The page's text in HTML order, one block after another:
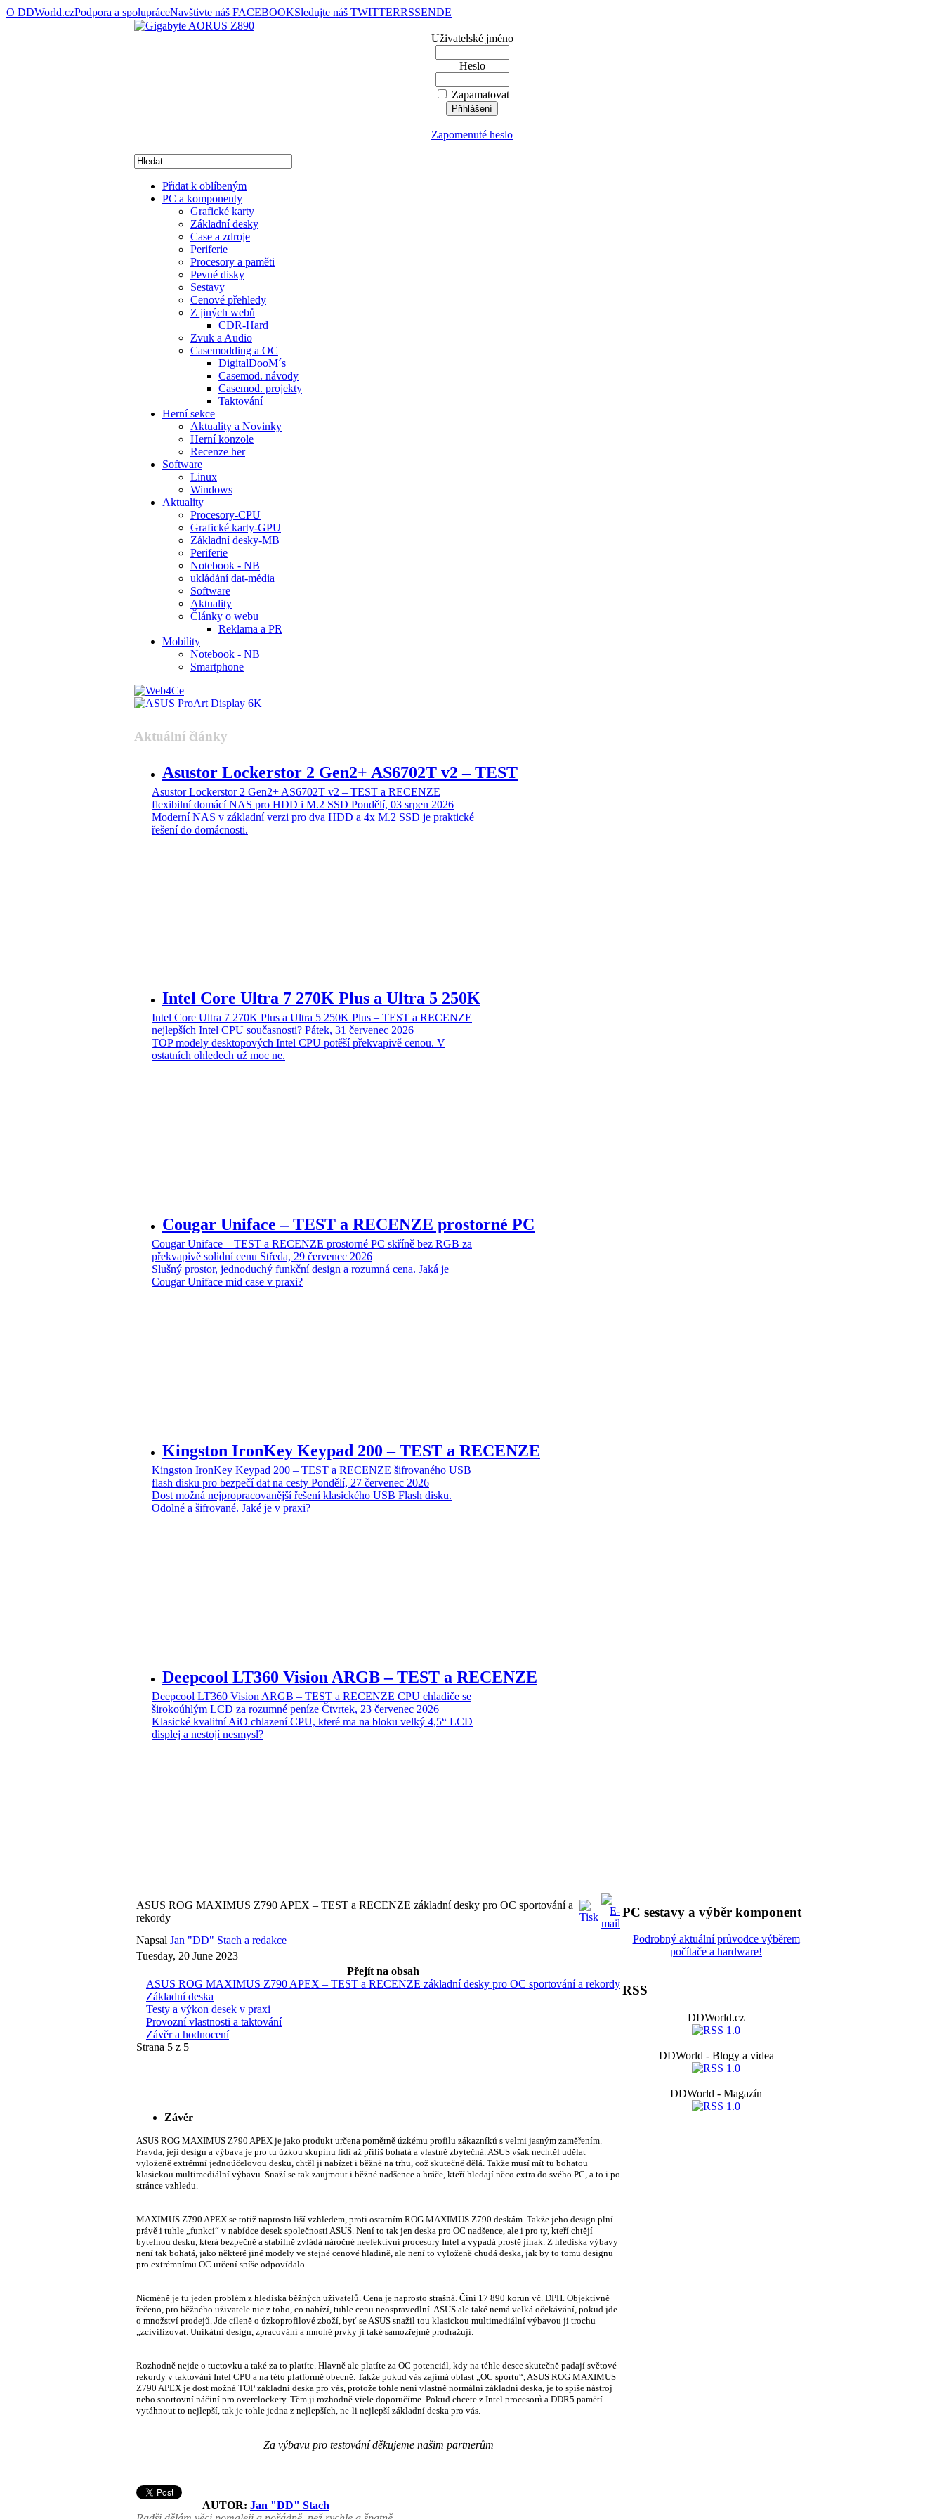
O DDWorld.czPodpora a spolupráceNavštivte náš FACEBOOKSledujte náš TWITTERRSSENDE
Uživatelské jméno
Heslo
Zapamatovat
Zapomenuté heslo
Přidat k oblíbeným
PC a komponenty
Grafické karty
Základní desky
Case a zdroje
Periferie
Procesory a paměti
Pevné disky
Sestavy
Cenové přehledy
Z jiných webů
CDR-Hard
Zvuk a Audio
Casemodding a OC
DigitalDooM´s
Casemod. návody
Casemod. projekty
Taktování
Herní sekce
Aktuality a Novinky
Herní konzole
Recenze her
Software
Linux
Windows
Aktuality
Procesory-CPU
Grafické karty-GPU
Základní desky-MB
Periferie
Notebook - NB
ukládání dat-média
Software
Aktuality
Články o webu
Reklama a PR
Mobility
Notebook - NB
Smartphone
Aktuální články
Asustor Lockerstor 2 Gen2+ AS6702T v2 – TEST
Asustor Lockerstor 2 Gen2+ AS6702T v2 – TEST a RECENZE
flexibilní domácí NAS pro HDD i M.2 SSD Pondělí, 03 srpen 2026
Moderní NAS v základní verzi pro dva HDD a 4x M.2 SSD je praktické
řešení do domácnosti.
Intel Core Ultra 7 270K Plus a Ultra 5 250K
Intel Core Ultra 7 270K Plus a Ultra 5 250K Plus – TEST a RECENZE
nejlepších Intel CPU současnosti? Pátek, 31 červenec 2026
TOP modely desktopových Intel CPU potěší překvapivě cenou. V
ostatních ohledech už moc ne.
Cougar Uniface – TEST a RECENZE prostorné PC
Cougar Uniface – TEST a RECENZE prostorné PC skříně bez RGB za
překvapivě solidní cenu Středa, 29 červenec 2026
Slušný prostor, jednoduchý funkční design a rozumná cena. Jaká je
Cougar Uniface mid case v praxi?
Kingston IronKey Keypad 200 – TEST a RECENZE
Kingston IronKey Keypad 200 – TEST a RECENZE šifrovaného USB
flash disku pro bezpečí dat na cesty Pondělí, 27 červenec 2026
Dost možná nejpropracovanější řešení klasického USB Flash disku.
Odolné a šifrované. Jaké je v praxi?
Deepcool LT360 Vision ARGB – TEST a RECENZE
Deepcool LT360 Vision ARGB – TEST a RECENZE CPU chladiče se
širokoúhlým LCD za rozumné peníze Čtvrtek, 23 červenec 2026
Klasické kvalitní AiO chlazení CPU, které ma na bloku velký 4,5“ LCD
displej a nestojí nesmysl?
ASUS ROG MAXIMUS Z790 APEX – TEST a RECENZE základní desky pro OC sportování a
rekordy
Napsal Jan "DD" Stach a redakce
Tuesday, 20 June 2023
Přejít na obsah
ASUS ROG MAXIMUS Z790 APEX – TEST a RECENZE základní desky pro OC sportování a rekordy
Základní deska
Testy a výkon desek v praxi
Provozní vlastnosti a taktování
Závěr a hodnocení
Strana 5 z 5
Závěr
ASUS ROG MAXIMUS Z790 APEX je jako produkt určena poměrně úzkému profilu zákazníků s velmi jasným zaměřením.
Pravda, její design a výbava je pro tu úzkou skupinu lidí až příliš bohatá a vlastně zbytečná. ASUS však nechtěl udělat
vyloženě extrémní jednoúčelovou desku, chtěl ji nabízet i běžně na trhu, což skutečně dělá. Takže musí mít tu bohatou
klasickou multimediální výbavu. Snaží se tak zaujmout i běžné nadšence a hráče, kteří hledají něco extra do svého PC, a to i po
stránce vzhledu.
MAXIMUS Z790 APEX se totiž naprosto liší vzhledem, proti ostatním ROG MAXIMUS Z790 deskám. Takže jeho design plní
právě i tuhle „funkci“ v nabídce desek společnosti ASUS. Není to tak jen deska pro OC nadšence, ale i pro ty, kteří chtějí
bytelnou desku, která bezpečně a stabilně zvládá náročné neefektivní procesory Intel a vypadá prostě jinak. Z hlediska výbavy
není tak bohatá, jako některé jiné modely ve stejné cenové hladině, ale není to vyloženě chudá deska, jak by to tomu designu
pro extrémnímu OC určení spíše odpovídalo.
Nicméně je tu jeden problém z hlediska běžných uživatelů. Cena je naprosto strašná. Činí 17 890 korun vč. DPH. Objektivně
řečeno, pro běžného uživatele nic z toho, co nabízí, tuhle cenu neospravedlní. ASUS ale také nemá velká očekávání, pokud jde
o množství prodejů. Jde cíleně o úzkoprofilové zboží, byť se ASUS snažil tou klasickou multimediální výbavou ji trochu
„zcivilizovat. Unikátní design, zpracování a mnohé prvky ji také samozřejmě prodražují.
Rozhodně nejde o tuctovku a také za to platíte. Hlavně ale platíte za OC potenciál, kdy na téhle desce skutečně padají světové
rekordy v taktování Intel CPU a na této platformě obecně. Takže pokud vás zajímá oblast „OC sportu“, ASUS ROG MAXIMUS
Z790 APEX je dost možná TOP základní deska pro vás, protože tohle není vlastně normální základní deska, je to spíše nástroj
nebo sportovní náčiní pro overclockery. Těm ji rozhodně vřele doporučíme. Pokud chcete z Intel procesorů a DDR5 pamětí
vytáhnout to nejlepší, tak je tohle jedna z nejlepších, ne-li nejlepší základní deska pro vás.
Za výbavu pro testování děkujeme našim partnerům
AUTOR: Jan "DD" Stach
PC sestavy a výběr komponent
Podrobný aktuální průvodce výběrem
počítače a hardware!
RSS
DDWorld.cz
DDWorld - Blogy a videa
DDWorld - Magazín